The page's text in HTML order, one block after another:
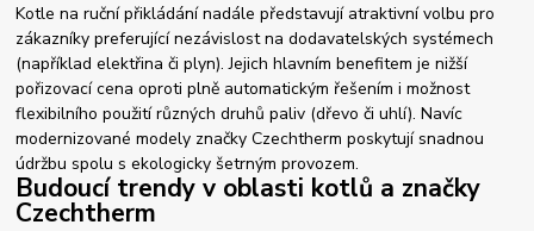
Kotle na ruční přikládání nadále představují atraktivní volbu pro
zákazníky preferující nezávislost na dodavatelských systémech
(například elektřina či plyn). Jejich hlavním benefitem je nižší
pořizovací cena oproti plně automatickým řešením i možnost
flexibilního použití různých druhů paliv (dřevo či uhlí). Navíc
modernizované modely značky Czechtherm poskytují snadnou
údržbu spolu s ekologicky šetrným provozem.
Budoucí trendy v oblasti kotlů a značky
Czechtherm